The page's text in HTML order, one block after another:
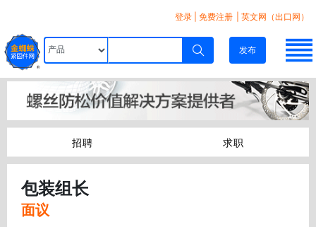
登录 免费注册 | 英文网（出口网）
发布
招聘 求职
包装组长
面议